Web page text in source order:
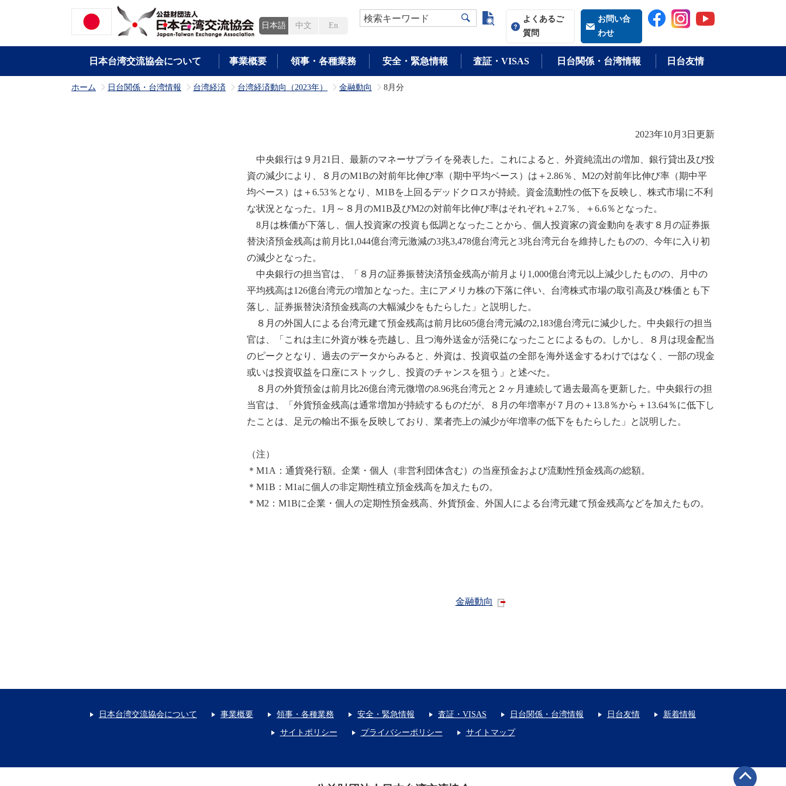
日本語 中文 En
検索キーワード よく検索される語
よくあるご
質問
お問い合
わせ
日本台湾交流協会について 事業概要 領事・各種業務 安全・緊急情報 査証・VISAS 日台関係・台湾情報 日台友情
ホーム >
日台関係・台湾情報 >
台湾経済 >
台湾経済動向（2023年） >
金融動向 >
8月分
2023年10月3日更新
中央銀行は９月21日、最新のマネーサプライを発表した。これによると、外資純流出の増加、銀行貸出及び投
資の減少により、８月のM1Bの対前年比伸び率（期中平均ベース）は＋2.86％、M2の対前年比伸び率（期中平
均ベース）は＋6.53％となり、M1Bを上回るデッドクロスが持続。資金流動性の低下を反映し、株式市場に不利
な状況となった。1月～８月のM1B及びM2の対前年比伸び率はそれぞれ＋2.7％、＋6.6％となった。
8月は株価が下落し、個人投資家の投資も低調となったことから、個人投資家の資金動向を表す８月の証券振
替決済預金残高は前月比1,044億台湾元激減の3兆3,478億台湾元と3兆台湾元台を維持したものの、今年に入り初
の減少となった。
中央銀行の担当官は、「８月の証券振替決済預金残高が前月より1,000億台湾元以上減少したものの、月中の
平均残高は126億台湾元の増加となった。主にアメリカ株の下落に伴い、台湾株式市場の取引高及び株価とも下
落し、証券振替決済預金残高の大幅減少をもたらした」と説明した。
８月の外国人による台湾元建て預金残高は前月比605億台湾元減の2,183億台湾元に減少した。中央銀行の担当
官は、「これは主に外資が株を売越し、且つ海外送金が活発になったことによるもの。しかし、８月は現金配当
のピークとなり、過去のデータからみると、外資は、投資収益の全部を海外送金するわけではなく、一部の現金
或いは投資収益を口座にストックし、投資のチャンスを狙う」と述べた。
８月の外貨預金は前月比26億台湾元微増の8.96兆台湾元と２ヶ月連続して過去最高を更新した。中央銀行の担
当官は、「外貨預金残高は通常増加が持続するものだが、８月の年増率が７月の＋13.8％から＋13.64％に低下し
たことは、足元の輸出不振を反映しており、業者売上の減少が年増率の低下をもたらした」と説明した。
（注）
＊M1A：通貨発行額。企業・個人（非営利団体含む）の当座預金および流動性預金残高の総額。
＊M1B：M1aに個人の非定期性積立預金残高を加えたもの。
＊M2：M1Bに企業・個人の定期性預金残高、外貨預金、外国人による台湾元建て預金残高などを加えたもの。
金融動向
日本台湾交流協会について 事業概要 領事・各種業務 安全・緊急情報 査証・VISAS 日台関係・台湾情報 日台友情 新着情報
サイトポリシー プライバシーポリシー サイトマップ